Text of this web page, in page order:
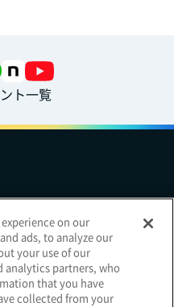
ト一覧
用規約明治グループのDX
on our
ads, to analyze our
your use of our
analytics partners, who
that you have
collected from your